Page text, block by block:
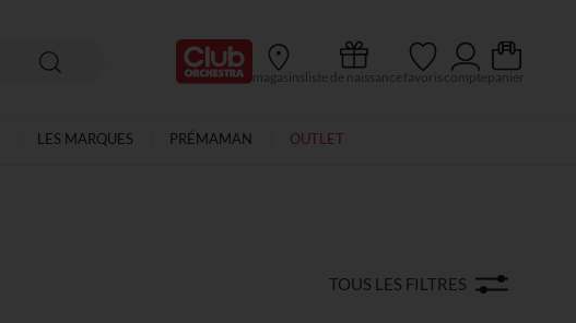
Ma Carte Club
magasins liste de naissance favoris compte panier
LES MARQUES PRÉMAMAN OUTLET
TOUS LES FILTRES